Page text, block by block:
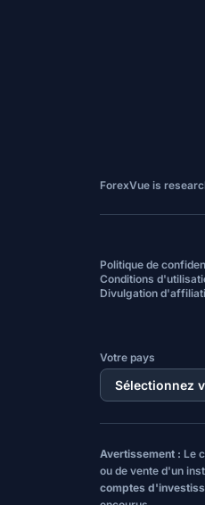
ForexVue is
Politique de
Conditions
Divulgation
Votre pays
Avertissement : Le
ou de vente d'un
comptes